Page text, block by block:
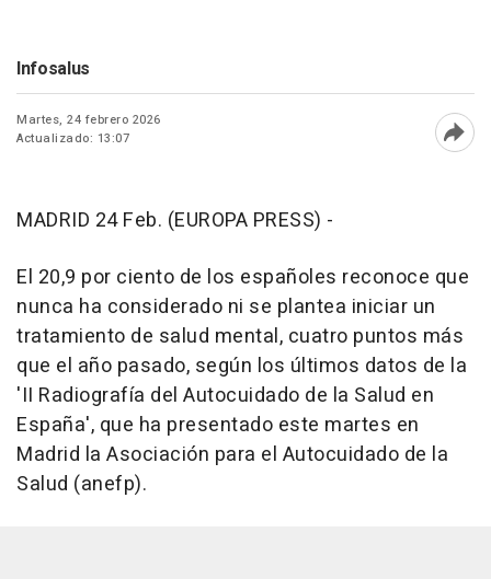
Infosalus
Martes, 24 febrero 2026
Actualizado: 13:07
MADRID 24 Feb. (EUROPA PRESS) -
El 20,9 por ciento de los españoles reconoce que
nunca ha considerado ni se plantea iniciar un
tratamiento de salud mental, cuatro puntos más
que el año pasado, según los últimos datos de la
'II Radiografía del Autocuidado de la Salud en
España', que ha presentado este martes en
Madrid la Asociación para el Autocuidado de la
Salud (anefp).